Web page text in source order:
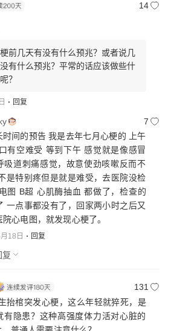
14
前几天有没有什么预兆？或者说几
有什么预兆？平常的话应该做些什
？
回复
7
是去年七月心梗的 上午
有空难受 等到下午 感觉就是像感冒
吸道刺痛感觉，故意使劲咳嗽反而不
是特别疼但是就是难受，去医院没检
图 B超 心肌酶抽血 都做了，检查的
一点事都没有了，回家两小时之后又
心电图，就发现心梗了。
18日 回复
复
131
抬棺突发心梗，这么年轻就猝死，是
有隐患？这种高强度体力活对心脏的